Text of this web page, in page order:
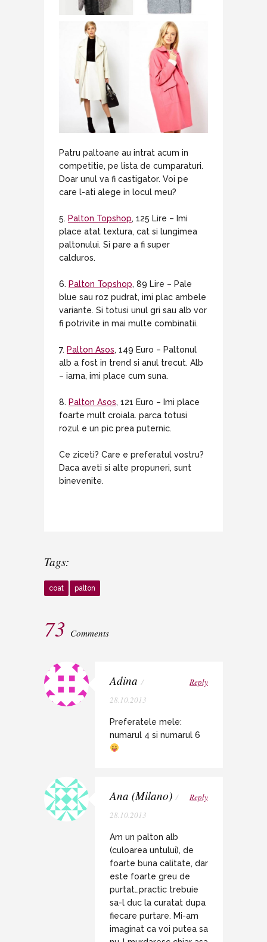
Patru paltoane au intrat acum in
competitie, pe lista de cumparaturi.
Doar unul va fi castigator. Voi pe
care l-ati alege in locul meu?
5. Palton Topshop, 125 Lire – Imi
place atat textura, cat si lungimea
paltonului. Si pare a fi super
calduros.
6. Palton Topshop, 89 Lire – Pale
blue sau roz pudrat, imi plac ambele
variante. Si totusi unul gri sau alb vor
fi potrivite in mai multe combinatii.
7. Palton Asos, 149 Euro – Paltonul
alb a fost in trend si anul trecut. Alb
– iarna, imi place cum suna.
8. Palton Asos, 121 Euro – Imi place
foarte mult croiala. parca totusi
rozul e un pic prea puternic.
Ce ziceti? Care e preferatul vostru?
Daca aveti si alte propuneri, sunt
binevenite.
Tags:
coat palton
73 Comments
Adina /
28.10.2013
Reply
Preferatele mele:
numarul 4 si numarul 6
Ana (Milano) /
28.10.2013
Reply
Am un palton alb
(culoarea untului), de
foarte buna calitate, dar
este foarte greu de
purtat…practic trebuie
sa-l duc la curatat dupa
fiecare purtare. Mi-am
imaginat ca voi putea sa